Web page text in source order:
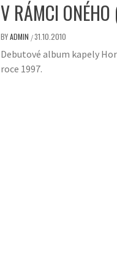
V RÁMCI
BYADMIN /31.10.2010
Debutové album kapely
roce 1997.